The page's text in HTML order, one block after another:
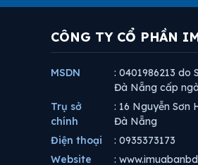
CÔNG TY CỔ PHẦN
MSDN
: 0401986213 do
Đà Nẵng cấp
Trụ sở
chính
: 16 Nguyễn Sơn
Đà Nẵng
Điện thoại
: 0935373173
Website
: